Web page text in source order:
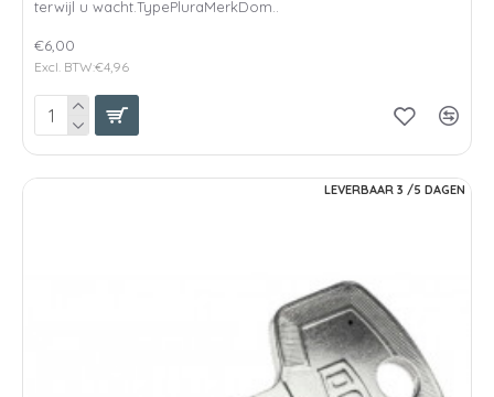
terwijl u wacht.TypePluraMerkDom..
€6,00
Excl. BTW:€4,96
LEVERBAAR 3 /5 DAGEN